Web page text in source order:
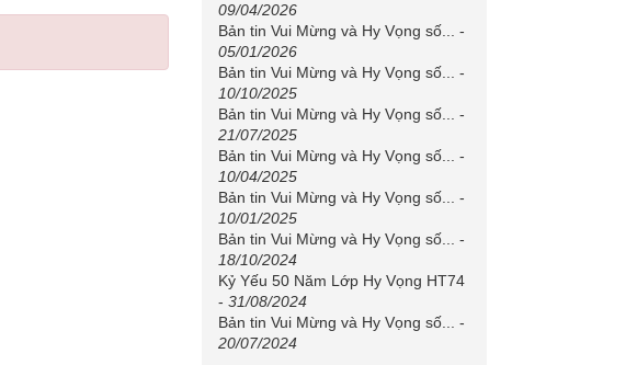
09/04/2026
Bản tin Vui Mừng và Hy Vọng số...
-
05/01/2026
Bản tin Vui Mừng và Hy Vọng số...
-
10/10/2025
Bản tin Vui Mừng và Hy Vọng số...
-
21/07/2025
Bản tin Vui Mừng và Hy Vọng số...
-
10/04/2025
Bản tin Vui Mừng và Hy Vọng số...
-
10/01/2025
Bản tin Vui Mừng và Hy Vọng số...
-
18/10/2024
Kỷ Yếu 50 Năm Lớp Hy Vọng HT74
- 31/08/2024
Bản tin Vui Mừng và Hy Vọng số...
-
20/07/2024